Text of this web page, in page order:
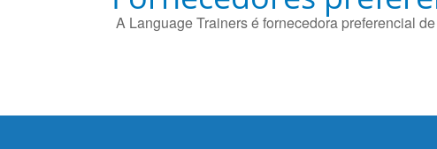
A Language Trainers é fornecedora preferencial